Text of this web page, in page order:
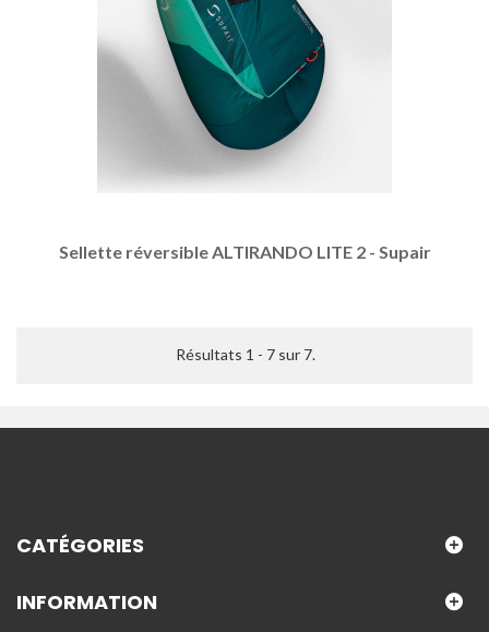
Sellette réversible ALTIRANDO LITE 2 - Supair
Résultats 1 - 7 sur 7.
CATÉGORIES
INFORMATION